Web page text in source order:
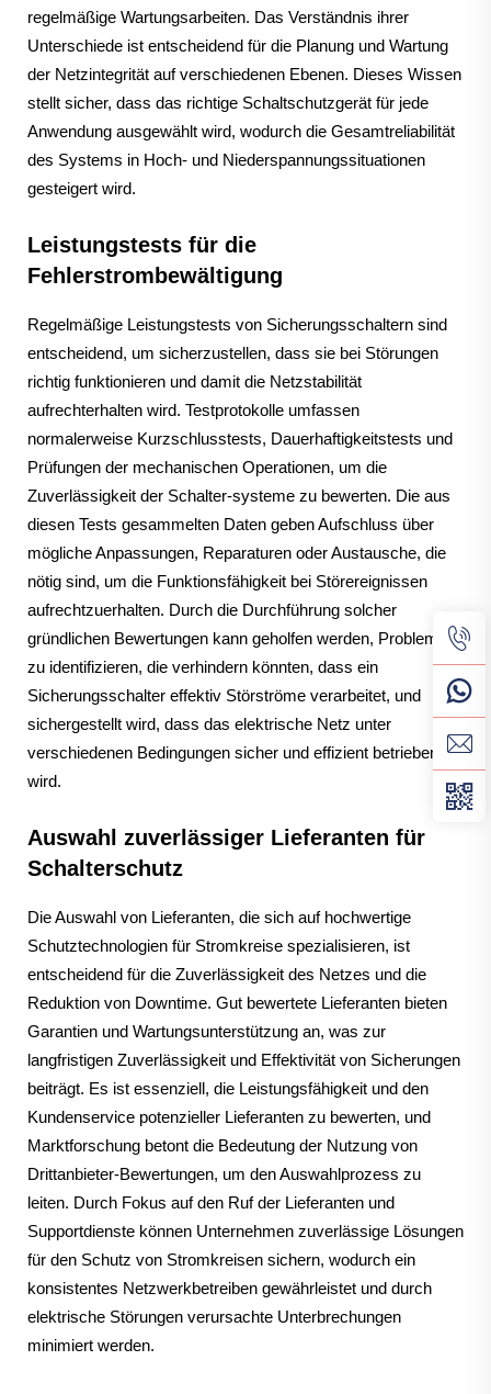
regelmäßige Wartungsarbeiten. Das Verständnis ihrer
Unterschiede ist entscheidend für die Planung und Wartung
der Netzintegrität auf verschiedenen Ebenen. Dieses Wissen
stellt sicher, dass das richtige Schaltschutzgerät für jede
Anwendung ausgewählt wird, wodurch die Gesamtreliabilität
des Systems in Hoch- und Niederspannungssituationen
gesteigert wird.
Leistungstests für die
Fehlerstrombewältigung
Regelmäßige Leistungstests von Sicherungsschaltern sind
entscheidend, um sicherzustellen, dass sie bei Störungen
richtig funktionieren und damit die Netzstabilität
aufrechterhalten wird. Testprotokolle umfassen
normalerweise Kurzschlusstests, Dauerhaftigkeitstests und
Prüfungen der mechanischen Operationen, um die
Zuverlässigkeit der Schalter-systeme zu bewerten. Die aus
diesen Tests gesammelten Daten geben Aufschluss über
mögliche Anpassungen, Reparaturen oder Austausche, die
nötig sind, um die Funktionsfähigkeit bei Störereignissen
aufrechtzuerhalten. Durch die Durchführung solcher
gründlichen Bewertungen kann geholfen werden, Probleme
zu identifizieren, die verhindern könnten, dass ein
Sicherungsschalter effektiv Störströme verarbeitet, und
sichergestellt wird, dass das elektrische Netz unter
verschiedenen Bedingungen sicher und effizient betrieben
wird.
Auswahl zuverlässiger Lieferanten für
Schalterschutz
Die Auswahl von Lieferanten, die sich auf hochwertige
Schutztechnologien für Stromkreise spezialisieren, ist
entscheidend für die Zuverlässigkeit des Netzes und die
Reduktion von Downtime. Gut bewertete Lieferanten bieten
Garantien und Wartungsunterstützung an, was zur
langfristigen Zuverlässigkeit und Effektivität von Sicherungen
beiträgt. Es ist essenziell, die Leistungsfähigkeit und den
Kundenservice potenzieller Lieferanten zu bewerten, und
Marktforschung betont die Bedeutung der Nutzung von
Drittanbieter-Bewertungen, um den Auswahlprozess zu
leiten. Durch Fokus auf den Ruf der Lieferanten und
Supportdienste können Unternehmen zuverlässige Lösungen
für den Schutz von Stromkreisen sichern, wodurch ein
konsistentes Netzwerkbetreiben gewährleistet und durch
elektrische Störungen verursachte Unterbrechungen
minimiert werden.